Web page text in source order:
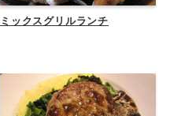
ミックスグリルランチ